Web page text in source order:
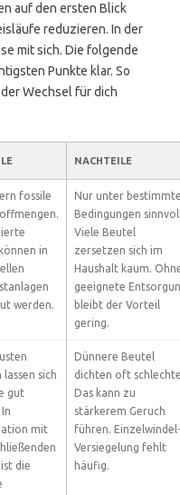
auf den ersten Blick
reduzieren. In der
mit sich. Die folgende
Punkte klar. So
Wechsel für dich
NACHTEILE
fossile
in
werden.
Nur unter
Bedingungen
Viele Beutel
zersetzen sich im
Haushalt kaum.
geeignete
bleibt der Vorteil
gering.
sich
gut
mit
die
Dünnere Beutel
dichten oft
Das kann zu
stärkerem Geruch
führen. Einzelwindel-
Versiegelung fehlt
häufig.